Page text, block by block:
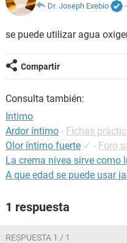
Dr. Joseph Exebio
-
se puede utilizar agua
Compartir
Consulta también:
Intimo
Ardor íntimo - Fichas
Olor íntimo fuerte ✓ - Foro
La crema nivea sirve como
A que edad se puede usar
1 respuesta
RESPUESTA 1 / 1